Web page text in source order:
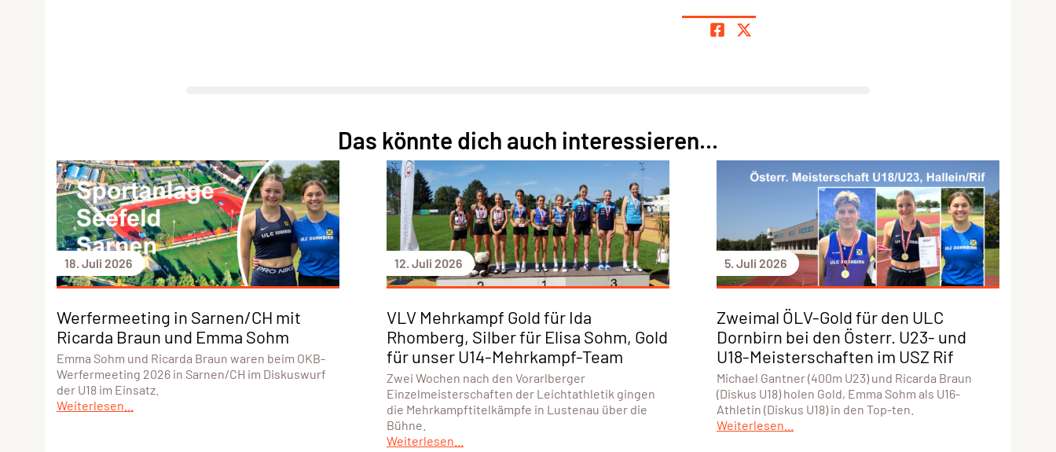
Das könnte dich auch interessieren...
18. Juli 2026
Werfermeeting in Sarnen/CH mit
Ricarda Braun und Emma Sohm
Emma Sohm und Ricarda Braun waren beim OKB-
Werfermeeting 2026 in Sarnen/CH im Diskuswurf
der U18 im Einsatz.
Weiterlesen...
12. Juli 2026
VLV Mehrkampf Gold für Ida
Rhomberg, Silber für Elisa Sohm, Gold
für unser U14-Mehrkampf-Team
Zwei Wochen nach den Vorarlberger
Einzelmeisterschaften der Leichtathletik gingen
die Mehrkampftitelkämpfe in Lustenau über die
Bühne.
Weiterlesen...
5. Juli 2026
Zweimal ÖLV-Gold für den ULC
Dornbirn bei den Österr. U23- und
U18-Meisterschaften im USZ Rif
Michael Gantner (400m U23) und Ricarda Braun
(Diskus U18) holen Gold, Emma Sohm als U16-
Athletin (Diskus U18) in den Top-ten.
Weiterlesen...